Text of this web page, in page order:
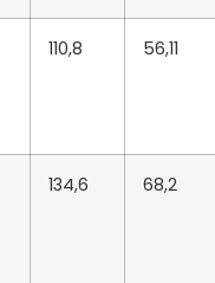
110,8 56,11
134,6 68,2